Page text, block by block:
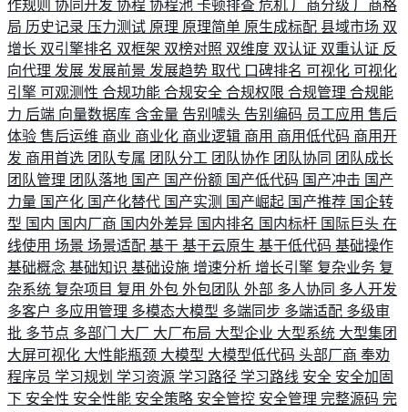
作规则 协同开发 协程 协程池 卡顿排查 危机 厂商分级 厂商格
局 历史记录 压力测试 原理 原理简单 原生成标配 县域市场 双
增长 双引擎排名 双框架 双榜对照 双维度 双认证 双重认证 反
向代理 发展 发展前景 发展趋势 取代 口碑排名 可视化 可视化
引擎 可观测性 合规功能 合规安全 合规权限 合规管理 合规能
力 后端 向量数据库 含金量 告别噱头 告别编码 员工应用 售后
体验 售后运维 商业 商业化 商业逻辑 商用 商用低代码 商用开
发 商用首选 团队专属 团队分工 团队协作 团队协同 团队成长
团队管理 团队落地 国产 国产份额 国产低代码 国产冲击 国产
力量 国产化 国产化替代 国产实测 国产崛起 国产推荐 国企转
型 国内 国内厂商 国内外差异 国内排名 国内标杆 国际巨头 在
线使用 场景 场景适配 基于 基于云原生 基于低代码 基础操作
基础概念 基础知识 基础设施 增速分析 增长引擎 复杂业务 复
杂系统 复杂项目 复用 外包 外包团队 外部 多人协同 多人开发
多客户 多应用管理 多模态大模型 多端同步 多端适配 多级审
批 多节点 多部门 大厂 大厂布局 大型企业 大型系统 大型集团
大屏可视化 大性能瓶颈 大模型 大模型低代码 头部厂商 奉劝
程序员 学习规划 学习资源 学习路径 学习路线 安全 安全加固
下 安全性 安全性能 安全策略 安全管控 安全管理 完整源码 完